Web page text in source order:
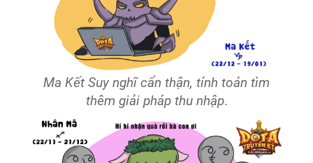
Ma Kết Suy nghĩ cẩn thận, tính toán tìm
thêm giải pháp thu nhập.